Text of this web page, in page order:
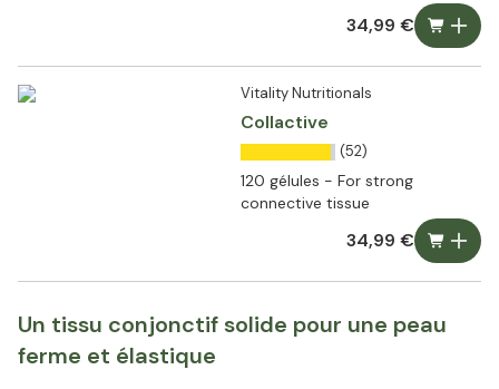
34,99 €
Vitality Nutritionals
Collactive
(52)
120 gélules - For strong
connective tissue
34,99 €
Un tissu conjonctif solide pour une peau
ferme et élastique